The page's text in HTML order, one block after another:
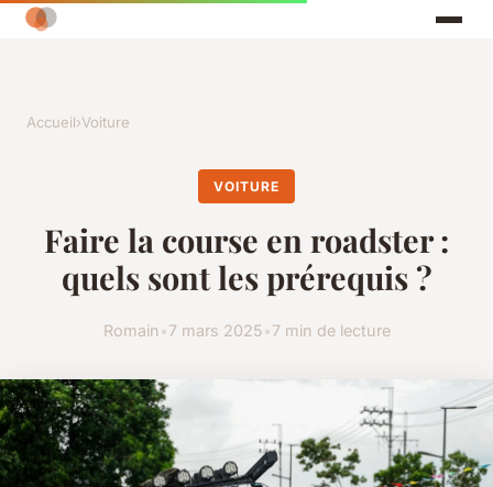
Accueil›Voiture
VOITURE
Faire la course en roadster :
quels sont les prérequis ?
Romain•7 mars 2025•7 min de lecture